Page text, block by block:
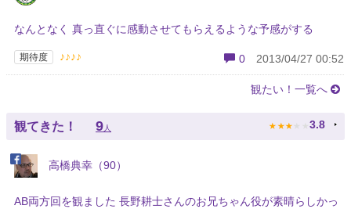
なんとなく 真っ直ぐに感動させてもらえるような予感がする
期待度 ♪♪♪♪ 0 2013/04/27 00:52
観たい！一覧へ
観てきた！ 9 人 ★ ★ ★ ★ ★ 3.8
高橋典幸（90）
AB両方回を観ました 長野耕士さんのお兄ちゃん役が素晴らしかっ